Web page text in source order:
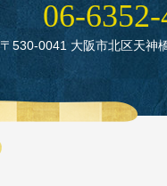
〒530‑0041 大阪市北区天神